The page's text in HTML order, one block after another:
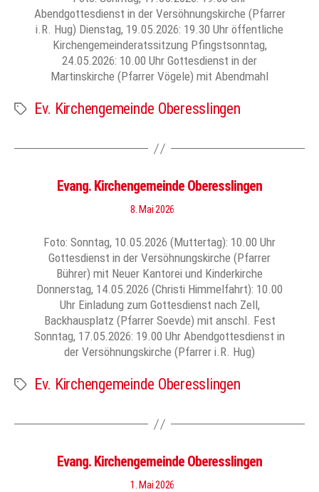
Abendgottesdienst in der Versöhnungskirche (Pfarrer
i.R. Hug) Dienstag, 19.05.2026: 19.30 Uhr öffentliche
Kirchengemeinderatssitzung Pfingstsonntag,
24.05.2026: 10.00 Uhr Gottesdienst in der
Martinskirche (Pfarrer Vögele) mit Abendmahl
Schlagwörter
Ev. Kirchengemeinde Oberesslingen
Evang. Kirchengemeinde Oberesslingen
8. Mai 2026
Foto: Sonntag, 10.05.2026 (Muttertag): 10.00 Uhr
Gottesdienst in der Versöhnungskirche (Pfarrer
Bührer) mit Neuer Kantorei und Kinderkirche
Donnerstag, 14.05.2026 (Christi Himmelfahrt): 10.00
Uhr Einladung zum Gottesdienst nach Zell,
Backhausplatz (Pfarrer Soevde) mit anschl. Fest
Sonntag, 17.05.2026: 19.00 Uhr Abendgottesdienst in
der Versöhnungskirche (Pfarrer i.R. Hug)
Schlagwörter
Ev. Kirchengemeinde Oberesslingen
Evang. Kirchengemeinde Oberesslingen
1. Mai 2026